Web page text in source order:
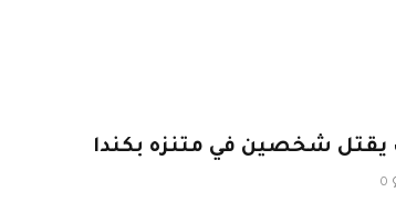
يقتل شخصين في متنزه بكندا
0